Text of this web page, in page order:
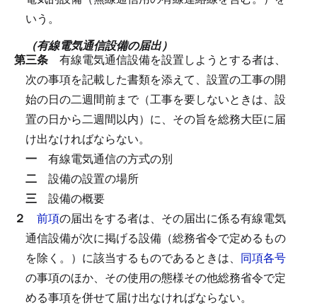
いう。
（有線電気通信設備の届出）
第三条 有線電気通信設備を設置しようとする者は、
次の事項を記載した書類を添えて、設置の工事の開
始の日の二週間前まで（工事を要しないときは、設
置の日から二週間以内）に、その旨を総務大臣に届
け出なければならない。
一 有線電気通信の方式の別
二 設備の設置の場所
三 設備の概要
２ 前項の届出をする者は、その届出に係る有線電気
通信設備が次に掲げる設備（総務省令で定めるもの
を除く。）に該当するものであるときは、 同項各号
の事項のほか、その使用の態様その他総務省令で定
める事項を併せて届け出なければならない。